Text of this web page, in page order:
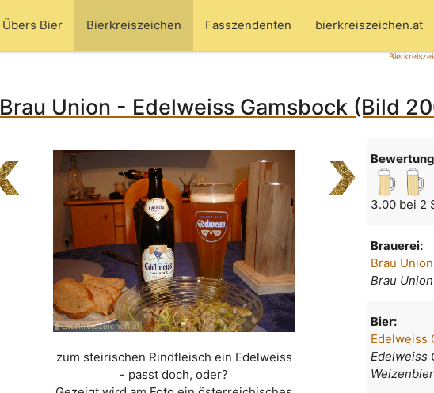
Übers Bier Bierkreiszeichen Fasszendenten bierkreiszeichen.at
Brau Union - Edelweiss Gamsbock (Bild
zum steirischen Rindfleisch ein Edelweiss
- passt doch, oder?
3.00 bei 2
Brauerei:
Brau Union
Brau
Bier:
Edelweiss
Edelweiss
Weizenbier